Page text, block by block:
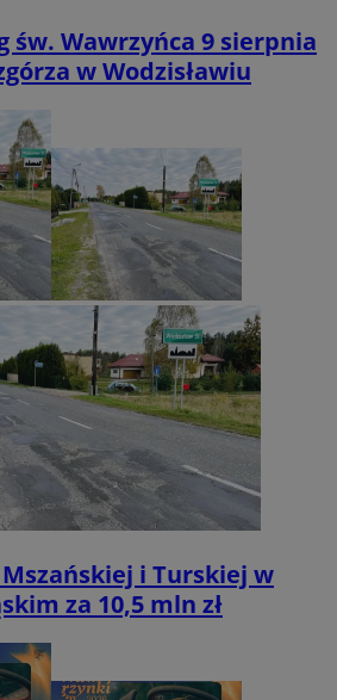
św. Wawrzyńca 9 sierpnia
w Wodzisławiu
i Turskiej w
za 10,5 mln zł